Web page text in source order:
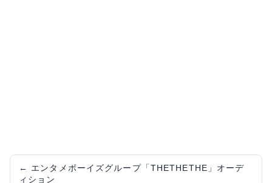
← エンタメボーイズグループ「THETHETHE」オーデ
ィション